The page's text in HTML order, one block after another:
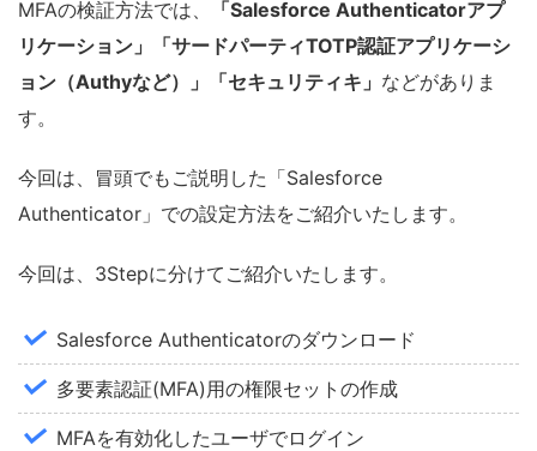
MFAの検証方法では、
「Salesforce Authenticatorアプ
リケーション」「サードパーティTOTP認証アプリケーシ
ョン（Authyなど）」「セキュリティキ」 などがありま
す。
今回は、冒頭でもご説明した「Salesforce
Authenticator」での設定方法をご紹介いたします。
今回は、3Stepに分けてご紹介いたします。
Salesforce Authenticatorのダウンロード
多要素認証(MFA)用の権限セットの作成
MFAを有効化したユーザでログイン